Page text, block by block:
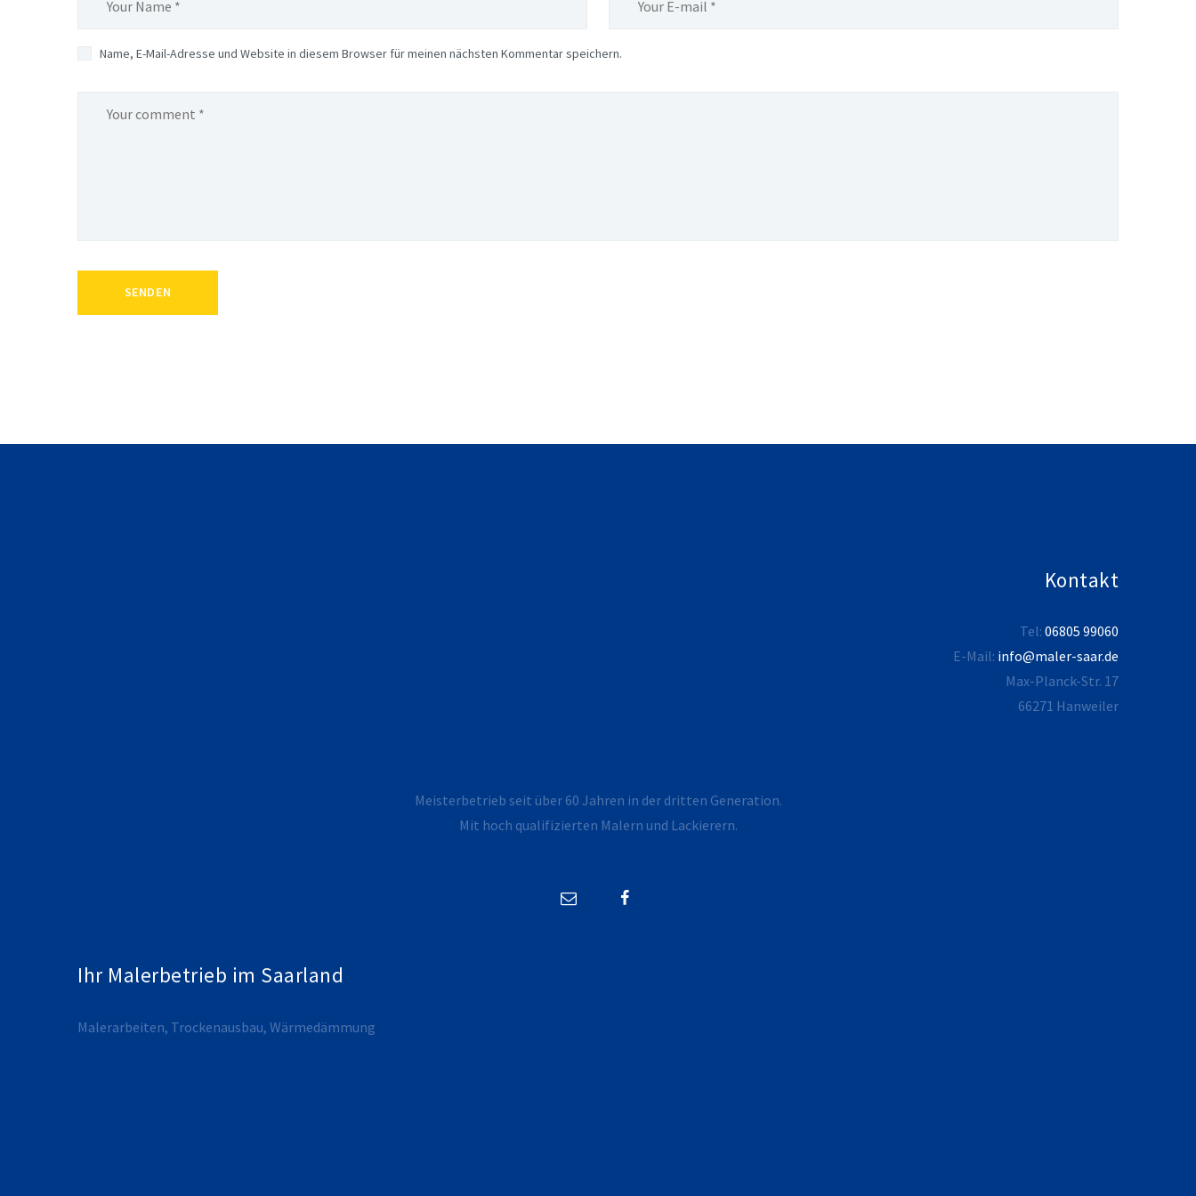
Name, E-Mail-Adresse und Website in diesem Browser für meinen nächsten Kommentar speichern.
Kontakt
Tel: 06805 99060
E-Mail: info@maler-saar.de
Max-Planck-Str. 17
66271 Hanweiler
Meisterbetrieb seit über 60 Jahren in der dritten Generation.
Mit hoch qualifizierten Malern und Lackierern.
Ihr Malerbetrieb im Saarland
Malerarbeiten, Trockenausbau, Wärmedämmung